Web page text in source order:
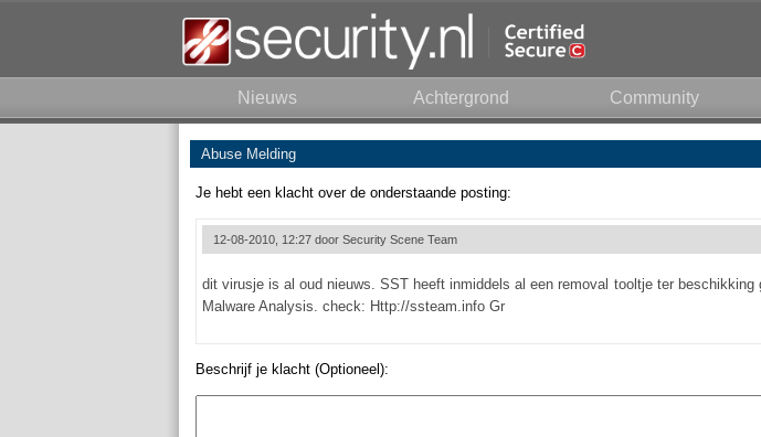
Nieuws Achtergrond Community
Abuse Melding
Je hebt een klacht over de onderstaande posting:
12-08-2010, 12:27 door Security Scene Team
dit virusje is al oud nieuws. SST heeft inmiddels al een removal tooltje ter
Malware Analysis. check: Http://ssteam.info Gr
Beschrijf je klacht (Optioneel):